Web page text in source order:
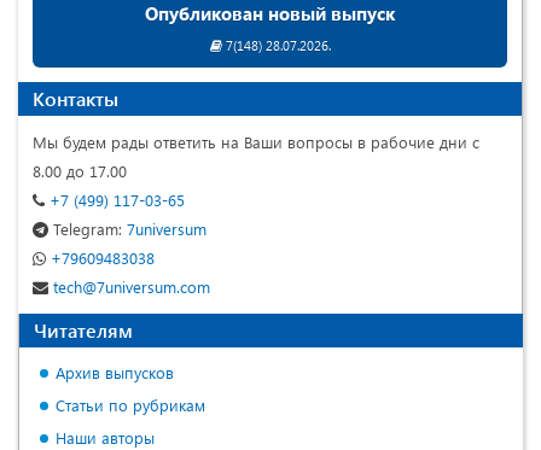
Опубликован новый выпуск
7(148) 28.07.2026.
Контакты
Мы будем рады ответить на Ваши вопросы в рабочие дни с
8.00 до 17.00
+7 (499) 117-03-65
Telegram: 7universum
+79609483038
tech@7universum.com
Читателям
Архив выпусков
Статьи по рубрикам
Наши авторы